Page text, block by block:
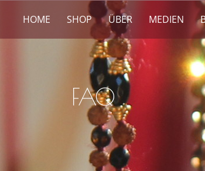
HOME SHOP ÜBER MEDIEN
FAQ